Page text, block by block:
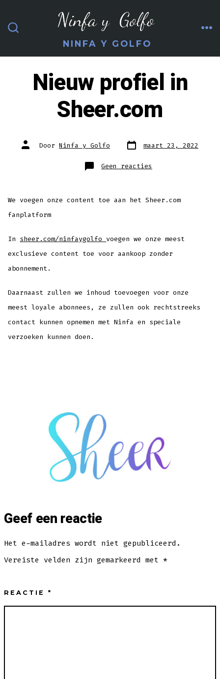
overslaan
NINFA Y GOLFO
Nieuw profiel in
Sheer.com
Auteur
van Door Ninfa y Golfo Berichtdatum
maart 23, 2022
Geen reacties
Nieuw
We voegen onze content toe aan het Sheer.com
fanplatform
In sheer.com/ninfaygolfo voegen we onze meest
exclusieve content toe voor aankoop zonder
abonnement.
Daarnaast zullen we inhoud toevoegen voor onze
meest loyale abonnees, ze zullen ook rechtstreeks
contact kunnen opnemen met Ninfa en speciale
verzoeken kunnen doen.
Geef een reactie
Het e-mailadres wordt niet gepubliceerd.
Vereiste velden zijn gemarkeerd met*
REACTIE*